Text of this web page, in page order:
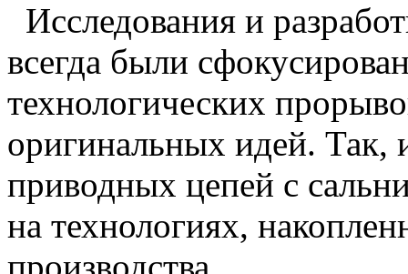
Исследования и
всегда были
технологических
оригинальных идей. Так,
приводных цепей с
на технологиях,